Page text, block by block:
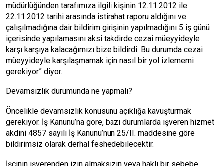
müdürlüğünden tarafımıza ilgili kişinin 12.11.2012 ile
22.11.2012 tarihi arasında istirahat raporu aldığını ve
çalışılmadığına dair bildirim girişinin yapılmadığını 5 iş günü
içerisinde yapılamasını aksi takdirde cezai müeyyideyle
karşı karşıya kalacağımızı bize bildirdi. Bu durumda cezai
müeyyideyle karşılaşmamak için nasıl bir yol izlememi
gerekiyor” diyor.
Devamsızlık durumunda ne yapmalı?
Öncelikle devamsızlık konusunu açıklığa kavuşturmak
gerekiyor. İş Kanunu’na göre, bazı durumlarda işveren hizmet
akdini 4857 sayılı İş Kanunu’nun 25/II. maddesine göre
bildirimsiz olarak derhal feshedebilecektir.
İşçinin işverenden izin almaksızın veya haklı bir sebebe